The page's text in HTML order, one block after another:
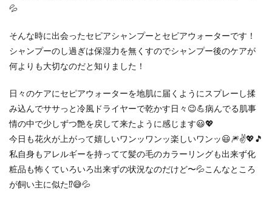
💦
そんな時に出会ったセピアシャンプーとセピアウォーターです！
シャンプーのし過ぎは保湿力を無くすのでシャンプー後のケアが
何よりも大切なのだと知りました！
日々のケアにセピアウォーターを地肌に届くようにスプレーし揉
み込んでササっと冷風ドライヤーで乾かす日々😉💪病んでる肌事
情の中で少しずつ艶を戻して来たように感じます😃💖
今日も花火が上がって嬉しいワンッワンッ楽しいワンッ😃🎆✌️💖🎵
私自身もアレルギーを持ってて髪の毛のカラーリングも出来ず化
粧品も怖くていろいろ出来ずの状況なのだけど〜💦こんなところ
が飼い主に似た⁉️😅💦